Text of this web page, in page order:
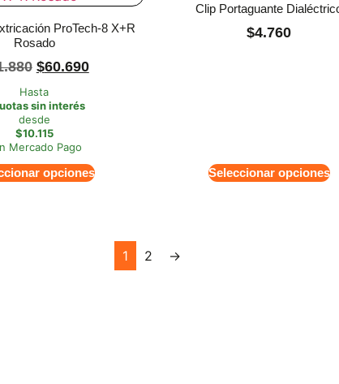
ProTech-8 X+R
Rosado
$60.690
Hasta
sin interés
desde
$10.115
Mercado Pago
opciones
Clip Portaguante
$4.760
Seleccionar opciones
1 2 →